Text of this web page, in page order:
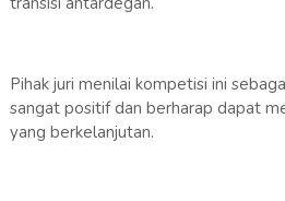
Pihak juri menilai kompetisi ini
sangat positif dan berharap dapat
yang berkelanjutan.